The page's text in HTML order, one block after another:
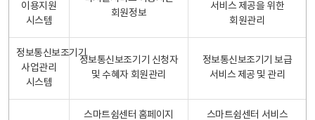
이용지원
시스템
회원정보
서비스 제공을 위한
회원관리
정보통신보조기기
사업관리
시스템
정보통신보조기기 신청자
및 수혜자 회원관리
정보통신보조기기 보급
서비스 제공 및 관리
스마트쉼센터 홈페이지
스마트쉼센터 서비스